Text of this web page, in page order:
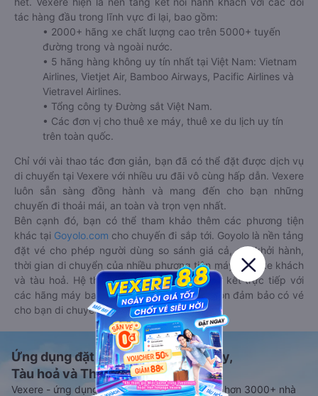
tác hàng đầu trong lĩnh vực đi lại, bao gồm:
• 2000+ hãng xe chất lượng cao trên 5000+ tuyến
đường trong và ngoài nước.
• 5 hãng hàng không uy tín nhất tại Việt Nam: Vietnam
Airlines, Vietjet Air, Bamboo Airways, Pacific Airlines và
Vietravel Airlines.
• Tổng công ty Đường sắt Việt Nam.
• Các đơn vị cho thuê xe máy, thuê xe du lịch uy tín
trên toàn quốc.
Chỉ với vài thao tác đơn giản, bạn đã có thể đặt được dịch vụ
di chuyển tại Vexere với nhiều ưu đãi vô cùng hấp dẫn. Vexere
luôn sẵn sàng đồng hành và mang đến cho bạn những
chuyến đi thoải mái, an toàn và trọn vẹn nhất.
Bên cạnh đó, bạn có thể tham khảo thêm các phương tiện
khác tại Goyolo.com cho chuyến đi sắp tới. Goyolo là nền tảng
đặt vé cho phép người dùng so sánh giá cả, giờ khởi hành,
thời gian di chuyển của nhiều phương tiện máy bay, xe khách
và tàu hoả. Hệ thống của Goyolo được liên kết trực tiếp với
các hãng máy bay, xe khách và tàu hoả, luôn đảm bảo có vé
cho bạn di chuyển.
Ứng dụng đặt vé Xe khách, Máy bay,
Tàu hoả và Thuê xe
Vexere - ứng dụng đặt vé đa phương tiện với hơn 3000+ nhà